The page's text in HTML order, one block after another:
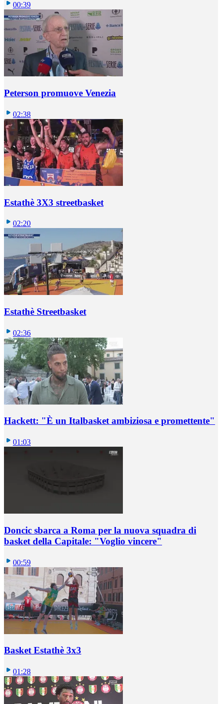
00:39
Peterson promuove Venezia
02:38
Estathè 3X3 streetbasket
02:20
Estathè Streetbasket
02:36
Hackett: "È un Italbasket ambiziosa e promettente"
01:03
Doncic sbarca a Roma per la nuova squadra di
basket della Capitale: "Voglio vincere"
00:59
Basket Estathè 3x3
01:28